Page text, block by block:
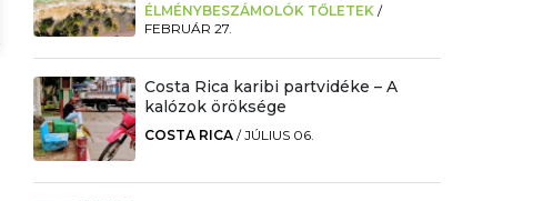
ÉLMÉNYBESZÁMOLÓK TŐLETEK /
FEBRUÁR 27.
Costa Rica karibi partvidéke – A
kalózok öröksége
COSTA RICA /JÚLIUS 06.